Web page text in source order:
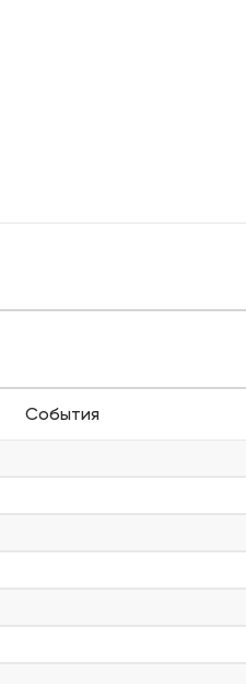
События